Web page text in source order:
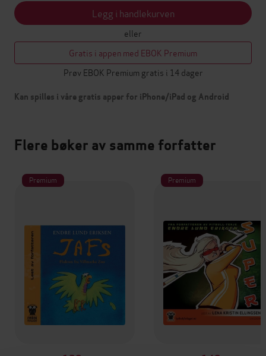
Legg i handlekurven
eller
Gratis i appen med EBOK Premium
Prøv EBOK Premium gratis i 14 dager
Kan spilles i våre gratis apper for iPhone/iPad og Android
Flere bøker av samme forfatter
Premium Premium